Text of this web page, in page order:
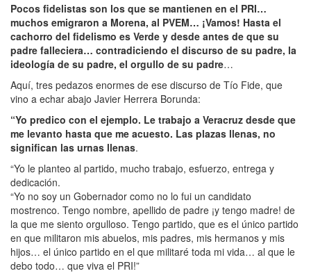
Pocos fidelistas son los que se mantienen en el PRI…
muchos emigraron a Morena, al PVEM… ¡Vamos! Hasta el
cachorro del fidelismo es Verde y desde antes de que su
padre falleciera… contradiciendo el discurso de su padre, la
ideología de su padre, el orgullo de su padre…
Aquí, tres pedazos enormes de ese discurso de Tío Fide, que
vino a echar abajo Javier Herrera Borunda:
“Yo predico con el ejemplo. Le trabajo a Veracruz desde que
me levanto hasta que me acuesto. Las plazas llenas, no
significan las urnas llenas.
“Yo le planteo al partido, mucho trabajo, esfuerzo, entrega y
dedicación.
“Yo no soy un Gobernador como no lo fui un candidato
mostrenco. Tengo nombre, apellido de padre ¡y tengo madre! de
la que me siento orgulloso. Tengo partido, que es el único partido
en que militaron mis abuelos, mis padres, mis hermanos y mis
hijos… el único partido en el que militaré toda mi vida… al que le
debo todo… que viva el PRI!”